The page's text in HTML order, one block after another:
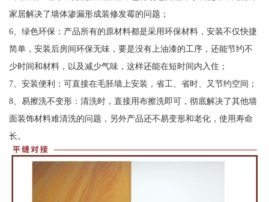
家居解决了墙体渗漏形成装修发霉的问题；
6、绿色环保：产品所有的原材料都是采用环保材料，安装不仅快捷
简单，安装后房间环保无味，要是没有上油漆的工序，还能节约不
少时间和材料，以及减少气味，这样还能在短时间内入住；
7、安装便利：可直接在毛胚墙上安装，省工、省时、又节约空间；
8、易擦洗不变形：清洗时，直接用布擦洗即可，彻底解决了其他墙
面装饰材料难清洗的问题，另外产品还不易变形和老化，使用寿命
长。